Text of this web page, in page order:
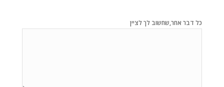
כל דבר אחר,שחשוב לך לציין